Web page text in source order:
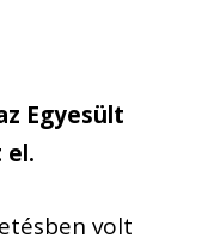
Egyesült
el.
volt